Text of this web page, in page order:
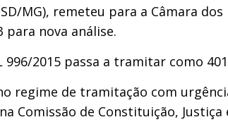
MG), remeteu para a Câmara
para nova análise.
2015 passa a tramitar como
regime de tramitação com
de Constituição, Justiça